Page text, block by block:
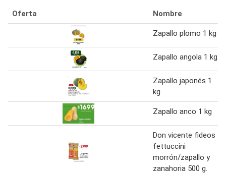
Oferta Nombre
Zapallo plomo 1 kg
Zapallo angola 1 kg
Zapallo japonés 1
kg
Zapallo anco 1 kg
Don vicente fideos
fettuccini
morrón/zapallo y
zanahoria 500 g.